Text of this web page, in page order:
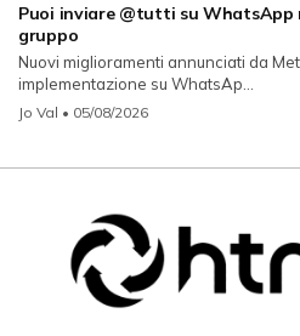
Puoi inviare @tutti su WhatsApp
gruppo
Nuovi miglioramenti annunciati da
implementazione su WhatsAp...
Jo Val • 05/08/2026